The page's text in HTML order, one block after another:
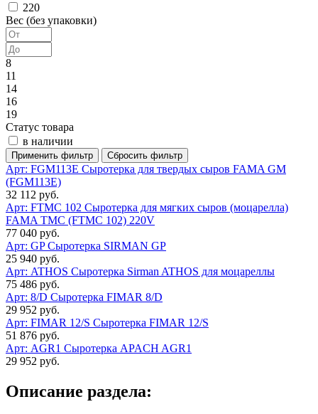
220
Вес (без упаковки)
8
11
14
16
19
Статус товара
в наличии
Арт: FGM113E Сыротерка для твердых сыров FAMA GM
(FGM113E)
32 112 руб.
Арт: FTMC 102 Сыротерка для мягких сыров (моцарелла)
FAMA TMC (FTMC 102) 220V
77 040 руб.
Арт: GPСыротерка SIRMAN GP
25 940 руб.
Арт: ATHOS Сыротерка Sirman ATHOS для моцареллы
75 486 руб.
Арт: 8/D Сыротерка FIMAR 8/D
29 952 руб.
Арт: FIMAR 12/S Сыротерка FIMAR 12/S
51 876 руб.
Арт: AGR1 Сыротерка APACH AGR1
29 952 руб.
Описание раздела: